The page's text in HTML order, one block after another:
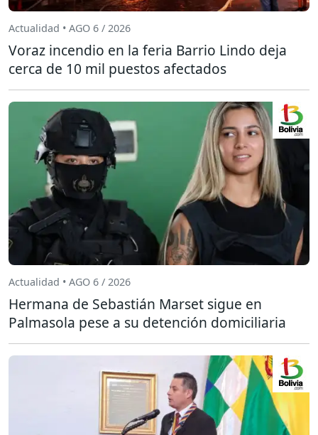
Actualidad • AGO 6 / 2026
Voraz incendio en la feria Barrio Lindo deja
cerca de 10 mil puestos afectados
Actualidad • AGO 6 / 2026
Hermana de Sebastián Marset sigue en
Palmasola pese a su detención domiciliaria